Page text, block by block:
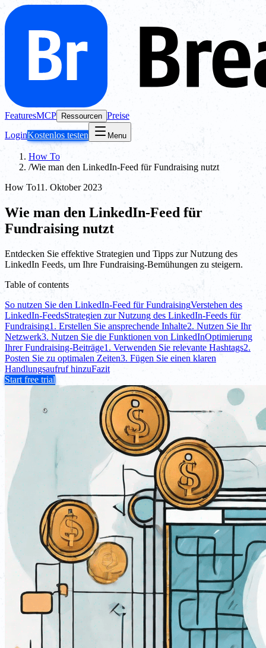
FeaturesMCP Ressourcen Preise
LoginKostenlos testen Menu
How To
/Wie man den LinkedIn-Feed für Fundraising nutzt
How To11. Oktober 2023
Wie man den LinkedIn-Feed für
Fundraising nutzt
Entdecken Sie effektive Strategien und Tipps zur Nutzung des
LinkedIn Feeds, um Ihre Fundraising-Bemühungen zu steigern.
Table of contents
So nutzen Sie den LinkedIn-Feed für FundraisingVerstehen des
LinkedIn-FeedsStrategien zur Nutzung des LinkedIn-Feeds für
Fundraising1. Erstellen Sie ansprechende Inhalte2. Nutzen Sie Ihr
Netzwerk3. Nutzen Sie die Funktionen von LinkedInOptimierung
Ihrer Fundraising-Beiträge1. Verwenden Sie relevante Hashtags2.
Posten Sie zu optimalen Zeiten3. Fügen Sie einen klaren
Handlungsaufruf hinzuFazit
Start free trial